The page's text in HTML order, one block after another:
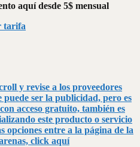
aquí desde 5$ mensual
tarifa
y revise a los proveedores
puede ser la publicidad, pero es
acceso gratuito, también es
este producto o servicio
opciones entre a la página de la
click aquí